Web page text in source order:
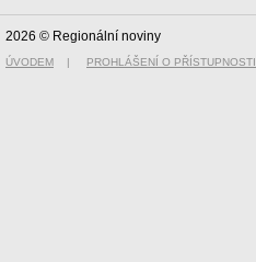
2026 © Regionální noviny
ÚVODEM | PROHLÁŠENÍ O PŘÍSTUPNOSTI